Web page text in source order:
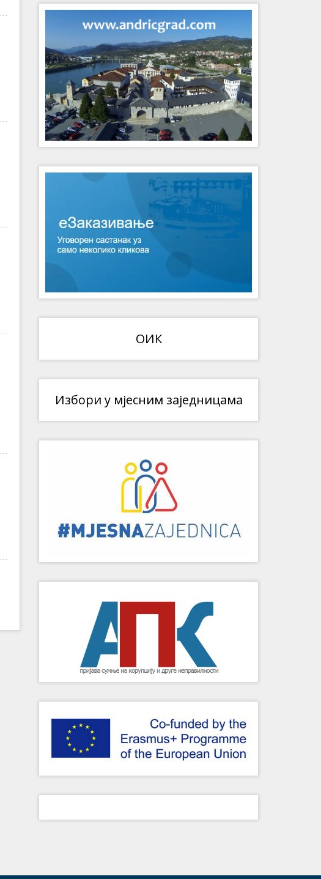
ОИК
Избори у мјесним заједницама